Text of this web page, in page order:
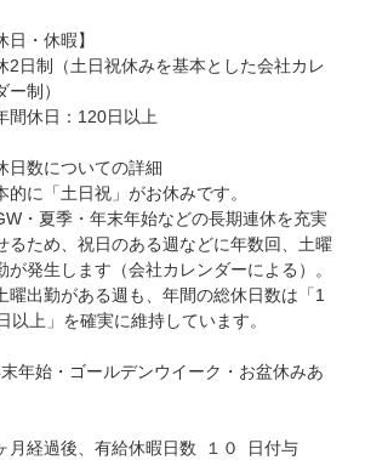
日・休暇】
2日制（土日祝休みを基本とした会社カレ
ー制）
間休日：120日以上
数についての詳細
的に「土日祝」がお休みです。
・夏季・年末年始などの長期連休を充実
るため、祝日のある週などに年数回、土曜
が発生します（会社カレンダーによる）。
曜出勤がある週も、年間の総休日数は「1
以上」を確実に維持しています。
年始・ゴールデンウイーク・お盆休みあ
月経過後、有給休暇日数 １０ 日付与